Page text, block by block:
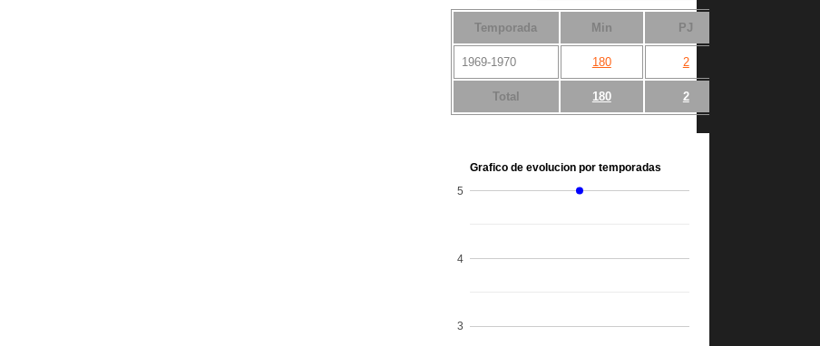
Temporada Min PJ
1969-1970 180 2
Total 180 2
Grafico de evolucion por temporadas
3
4
5